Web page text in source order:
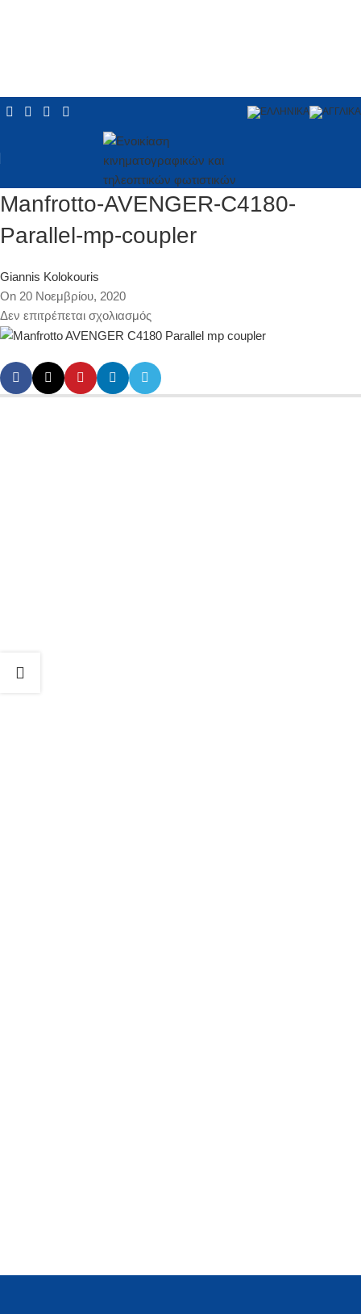
Manfrotto-AVENGER-C4180-
Parallel-mp-coupler
Giannis Kolokouris
On 20 Νοεμβρίου, 2020
Δεν επιτρέπεται σχολιασμός